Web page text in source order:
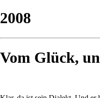
2008
Vom Glück,